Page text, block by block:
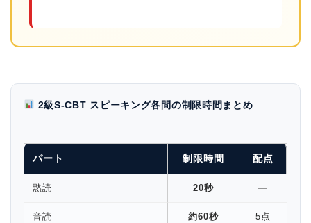
2級S-CBT スピーキング各問の制限時間まとめ
パート 制限時間 配点
黙読 20秒 —
音読 約60秒 5点